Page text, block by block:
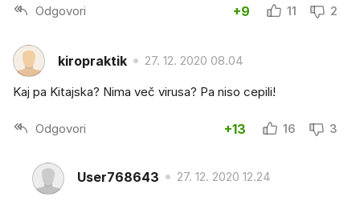
Odgovori +9 11 2
kiropraktik 27. 12. 2020 08.04
Kaj pa Kitajska? Nima več virusa? Pa niso cepili!
Odgovori +13 16 3
User768643 27. 12. 2020 12.24